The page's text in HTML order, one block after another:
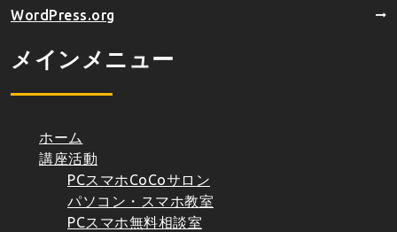
WordPress.org
メインメニュー
ホーム
講座活動
PCスマホCoCoサロン
パソコン・スマホ教室
PCスマホ無料相談室